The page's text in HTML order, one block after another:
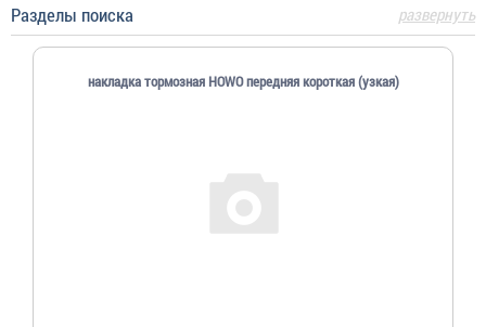
развернуть
Разделы поиска
накладка тормозная HOWO передняя короткая (узкая)